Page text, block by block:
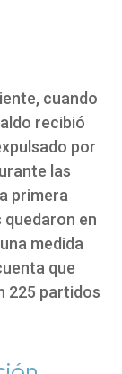
cuando
recibió
por
las
primera
en
medida
que
225 partidos